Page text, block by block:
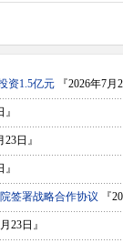
资1.5亿元 『2026年7月
23日』
签署战略合作协议 『
23日』